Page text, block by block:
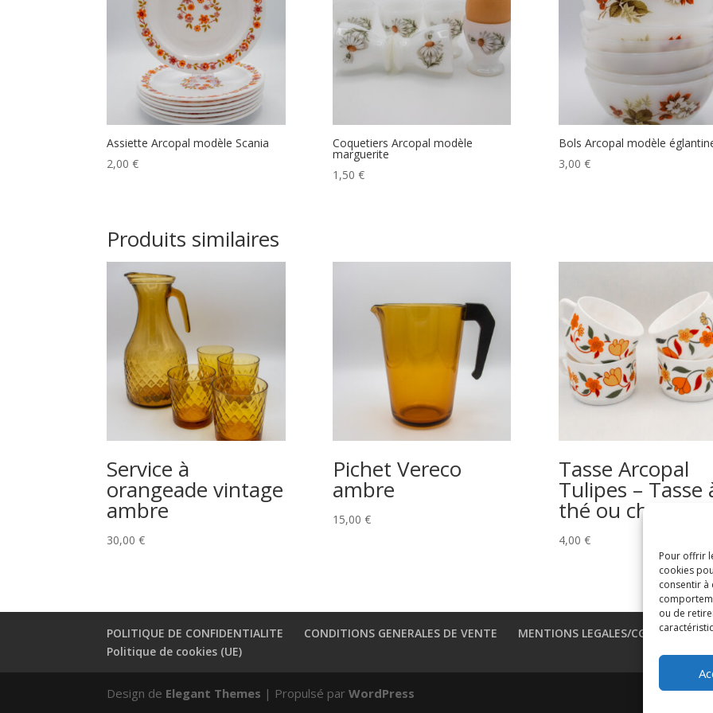
Pour offrir
cookies
consentir à
ou de
Assiette Arcopal modèle Scania
2,00€
Coquetiers Arcopal modèle
marguerite
1,50 €
Bols Arcopal modèle
3,00 €
Produits similaires
Service à
orangeade vintage
ambre
30,00€
Pichet Vereco
ambre
15,00 €
Tasse Arcopal
Tulipes – Tasse
thé ou chocolat
4,00 €
POLITIQUE DE CONFIDENTIALITE CONDITIONS GENERALES DE VENTE MENTIONS LEGALES/CGU
Politique de cookies (UE)
Design de Elegant Themes | Propulsé parWordPress